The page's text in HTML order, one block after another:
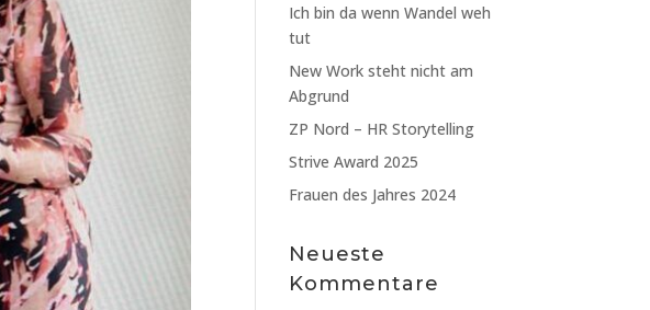
Ich bin da wenn Wandel weh
tut
New Work steht nicht am
Abgrund
ZP Nord – HR Storytelling
Strive Award 2025
Frauen des Jahres 2024
Neueste
Kommentare